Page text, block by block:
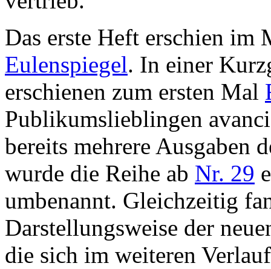
Das erste Heft erschien
Eulenspiegel. In einer
erschienen zum ersten Mal
Publikumslieblingen
bereits mehrere Ausgaben
wurde die Reihe ab Nr. 29
umbenannt. Gleichzeitig
Darstellungsweise der
die sich im weiteren